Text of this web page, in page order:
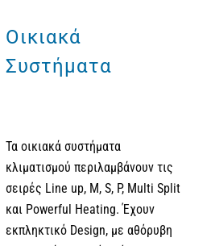
Οικιακά
Συστήματα
Τα οικιακά συστήματα
κλιματισμού περιλαμβάνουν τις
σειρές Line up, M, S, P, Multi Split
και Powerful Heating. Έχουν
εκπληκτικό Design, με αθόρυβη